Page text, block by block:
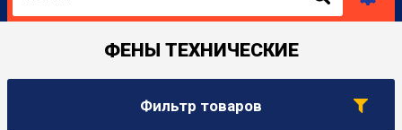
ФЕНЫ ТЕХНИЧЕСКИЕ
Фильтр товаров